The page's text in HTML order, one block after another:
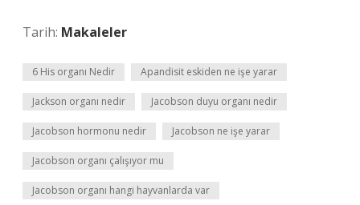
Tarih: Makaleler
6 His organı Nedir Apandisit eskiden ne işe yarar
Jackson organı nedir Jacobson duyu organı nedir
Jacobson hormonu nedir Jacobson ne işe yarar
Jacobson organı çalışıyor mu
Jacobson organı hangi hayvanlarda var